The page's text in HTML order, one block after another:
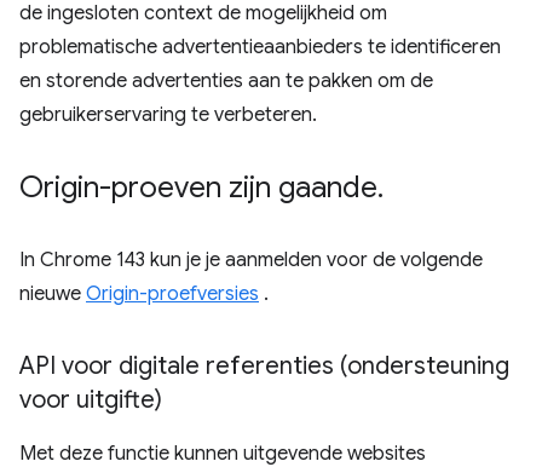
de ingesloten context de mogelijkheid om
problematische advertentieaanbieders te identificeren
en storende advertenties aan te pakken om de
gebruikerservaring te verbeteren.
Origin-proeven zijn gaande.
In Chrome 143 kun je je aanmelden voor de volgende
nieuwe Origin-proefversies .
API voor digitale referenties (ondersteuning
voor uitgifte)
Met deze functie kunnen uitgevende websites